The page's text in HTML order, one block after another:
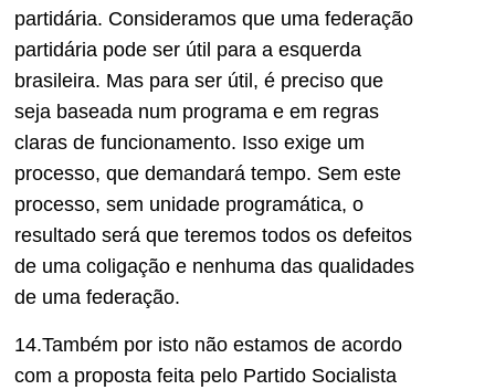
partidária. Consideramos que uma federação
partidária pode ser útil para a esquerda
brasileira. Mas para ser útil, é preciso que
seja baseada num programa e em regras
claras de funcionamento. Isso exige um
processo, que demandará tempo. Sem este
processo, sem unidade programática, o
resultado será que teremos todos os defeitos
de uma coligação e nenhuma das qualidades
de uma federação.
14.Também por isto não estamos de acordo
com a proposta feita pelo Partido Socialista